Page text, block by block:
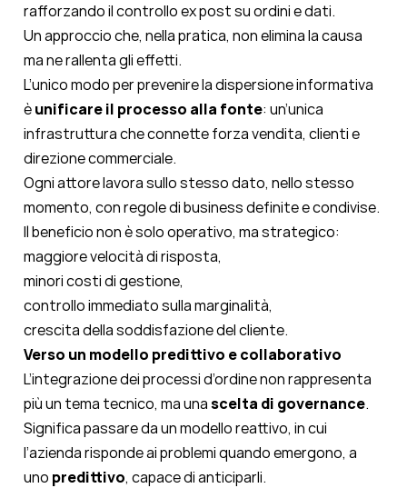
rafforzando il controllo ex post su ordini e dati.
Un approccio che, nella pratica, non elimina la causa
ma ne rallenta gli effetti.
L’unico modo per prevenire la dispersione informativa
èunificare il processo alla fonte: un’unica
infrastruttura che connette forza vendita, clienti e
direzione commerciale.
Ogni attore lavora sullo stesso dato, nello stesso
momento, con regole di business definite e condivise.
Il beneficio non è solo operativo, ma strategico:
maggiore velocità di risposta,
minori costi di gestione,
controllo immediato sulla marginalità,
crescita della soddisfazione del cliente.
Verso un modello predittivo e collaborativo
L’integrazione dei processi d’ordine non rappresenta
più un tema tecnico, ma unascelta di governance.
Significa passare da un modello reattivo, in cui
l’azienda risponde ai problemi quando emergono, a
uno predittivo, capace di anticiparli.